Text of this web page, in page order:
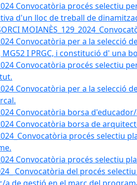
Convocatòria procés selectiu
d'un lloc de treball de
Convocatòria per a la selecció
MG52 I PRGC, i constitució d' una
Convocatòria procés selectiu
Convocatòria per a la selecció
Convocatòria borsa
Convocatòria borsa de
procés selectiu
Convocatòria procés selectiu
Convocatòria del procés